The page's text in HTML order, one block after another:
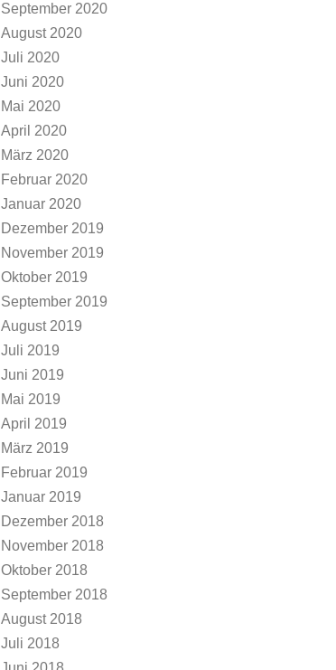
September 2020
August 2020
Juli 2020
Juni 2020
Mai 2020
April 2020
März 2020
Februar 2020
Januar 2020
Dezember 2019
November 2019
Oktober 2019
September 2019
August 2019
Juli 2019
Juni 2019
Mai 2019
April 2019
März 2019
Februar 2019
Januar 2019
Dezember 2018
November 2018
Oktober 2018
September 2018
August 2018
Juli 2018